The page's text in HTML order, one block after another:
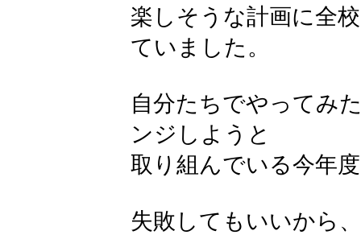
楽しそうな計画に全
ていました。
自分たちでやってみ
ンジしようと
取り組んでいる今年
失敗してもいいから